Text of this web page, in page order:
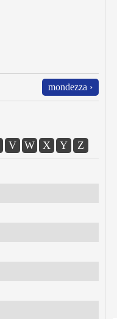
mondezza ›
V W X Y Z